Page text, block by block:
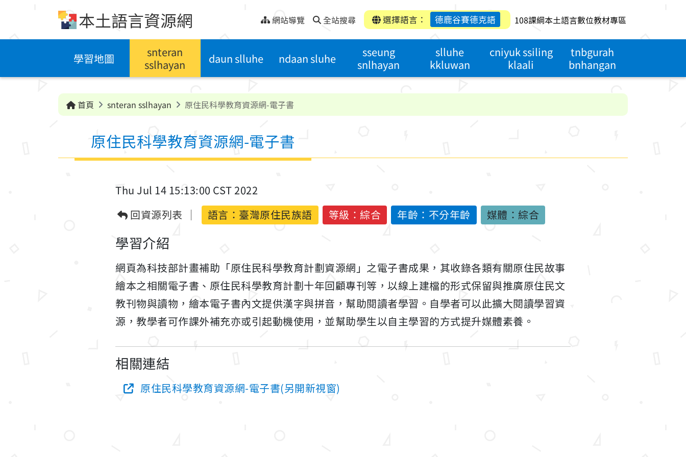
本土語言資源網 網站導覽 全站搜尋 選擇語言： 德鹿谷賽德克語 108課綱本土語言數位教材專區
學習地圖
snteran
sslhayan
daun slluhe ndaan sluhe
sseung
snlhayan
slluhe
kkluwan
cniyuk ssiling
klaali
tnbgurah
bnhangan
首頁 snteran sslhayan 原住民科學教育資源網-電子書
原住民科學教育資源網-電子書
Thu Jul 14 15:13:00 CST 2022
回資源列表
語言： 臺灣原住民族語 等級：綜合 年齡：不分年齡 媒體：綜合
學習介紹
網頁為科技部計畫補助「原住民科學教育計劃資源網」之電子書成果，其收錄各類有關原住民故事
繪本之相關電子書、原住民科學教育計劃十年回顧專刊等，以線上建檔的形式保留與推廣原住民文
教刊物與讀物，繪本電子書內文提供漢字與拼音，幫助閱讀者學習。自學者可以此擴大閱讀學習資
源，教學者可作課外補充亦或引起動機使用，並幫助學生以自主學習的方式提升媒體素養。
相關連結
原住民科學教育資源網-電子書(另開新視窗)